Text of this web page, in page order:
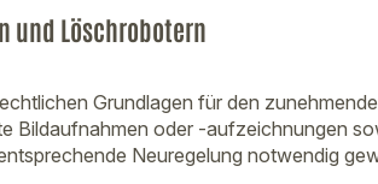
und Löschrobotern
Grundlagen für den
Bildaufnahmen oder -aufzeichnungen
Neuregelung notwendig